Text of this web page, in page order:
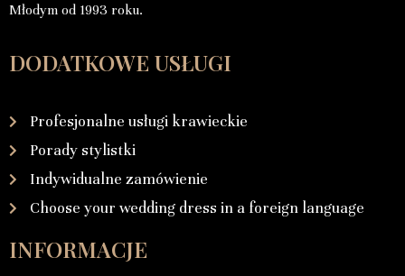
Młodym od 1993 roku.
DODATKOWE USŁUGI
Profesjonalne usługi krawieckie
Porady stylistki
Indywidualne zamówienie
Choose your wedding dress in a foreign language
INFORMACJE